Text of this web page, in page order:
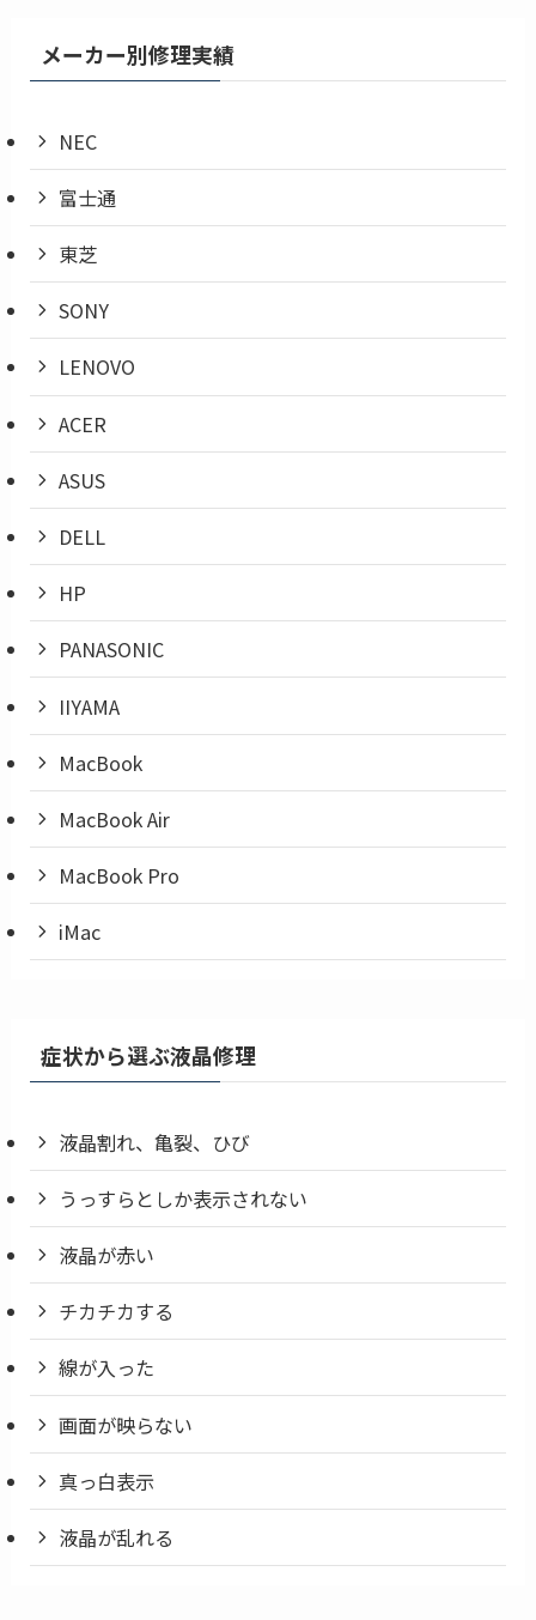
メーカー別修理実績
NEC
富士通
東芝
SONY
LENOVO
ACER
ASUS
DELL
HP
PANASONIC
IIYAMA
MacBook
MacBook Air
MacBook Pro
iMac
症状から選ぶ液晶修理
液晶割れ、亀裂、ひび
うっすらとしか表示されない
液晶が赤い
チカチカする
線が入った
画面が映らない
真っ白表示
液晶が乱れる